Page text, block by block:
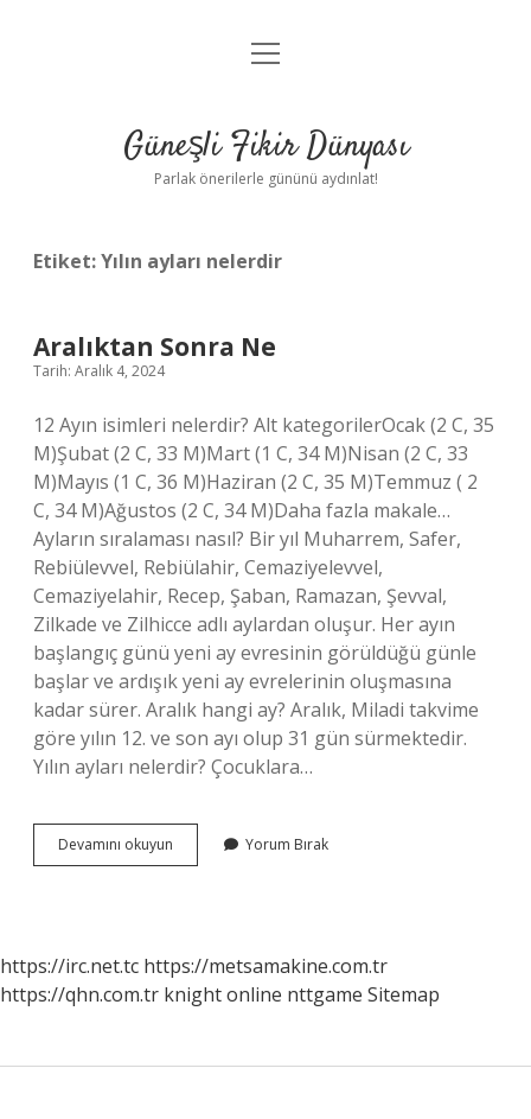
Anasayfa
Yasal Uyarı
menüyü
Güneşli Fikir Dünyası
Parlak önerilerle gününü aydınlat!
Etiket:Yılın ayları nelerdir
Aralıktan Sonra Ne
Tarih: Aralık 4, 2024
12 Ayın isimleri nelerdir? Alt kategorilerOcak (2 C, 35
M)Şubat (2 C, 33 M)Mart (1 C, 34 M)Nisan (2 C, 33
M)Mayıs (1 C, 36 M)Haziran (2 C, 35 M)Temmuz ( 2
C, 34 M)Ağustos (2 C, 34 M)Daha fazla makale…
Ayların sıralaması nasıl? Bir yıl Muharrem, Safer,
Rebiülevvel, Rebiülahir, Cemaziyelevvel,
Cemaziyelahir, Recep, Şaban, Ramazan, Şevval,
Zilkade ve Zilhicce adlı aylardan oluşur. Her ayın
başlangıç ​​günü yeni ay evresinin görüldüğü günle
başlar ve ardışık yeni ay evrelerinin oluşmasına
kadar sürer. Aralık hangi ay? Aralık, Miladi takvime
göre yılın 12. ve son ayı olup 31 gün sürmektedir.
Yılın ayları nelerdir? Çocuklara…
Devamını okuyun Aralıktan
Sonra
Yorum Bırak
https://irc.net.tc https://metsamakine.com.tr
https://qhn.com.tr knight online nttgame Sitemap